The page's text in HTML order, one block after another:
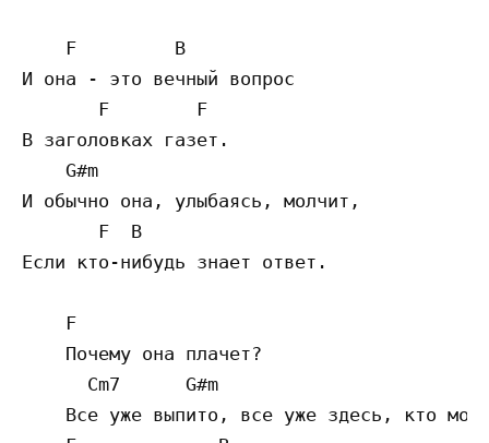
    F         B
И она - это вечный вопрос
       F        F
В заголовках газет.
    G#m
И обычно она, улыбаясь, молчит,
       F  B
Если кто-нибудь знает ответ.
    F
    Почему она плачет?
      Cm7      G#m
Все уже выпито, все уже здесь, кто